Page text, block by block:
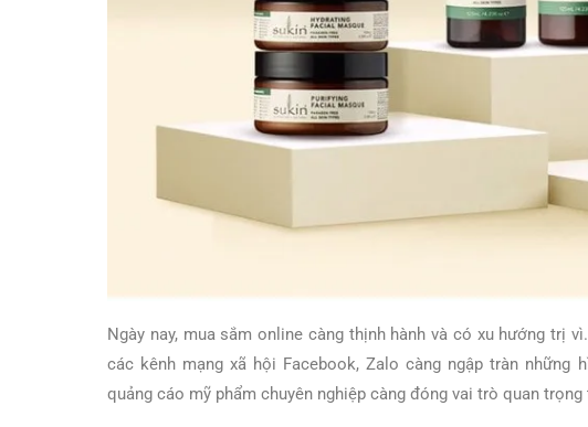
Ngày nay, mua sắm online càng thịnh hành và có xu hướng trị
các kênh mạng xã hội Facebook, Zalo càng ngập tràn những
quảng cáo mỹ phẩm chuyên nghiệp càng đóng vai trò quan